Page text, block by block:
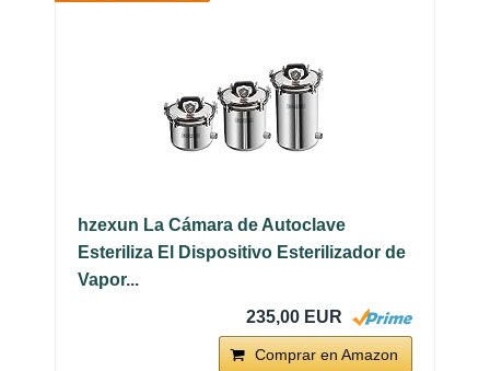
hzexun La Cámara de Autoclave
Esteriliza El Dispositivo Esterilizador de
Vapor...
235,00 EUR
Comprar en Amazon